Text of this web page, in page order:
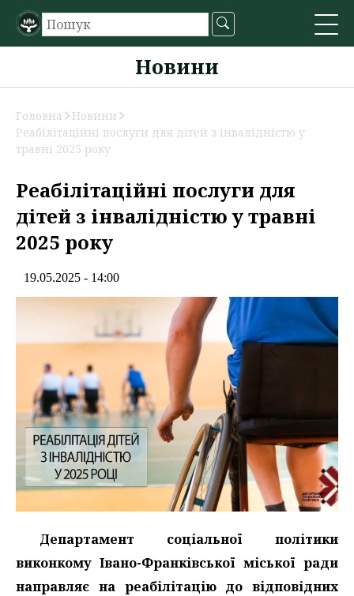
Новини
Головна
Новини
Реабілітаційні послуги для дітей з інвалідністю у
травні 2025 року
Реабілітаційні послуги для
дітей з інвалідністю у травні
2025 року
19.05.2025 - 14:00
Департамент соціальної політики
виконкому Івано-Франківської міської ради
направляє на реабілітацію до відповідних